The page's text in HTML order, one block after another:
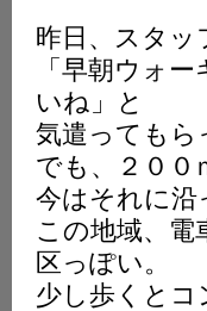
昨日、スタッ
「早朝ウォ
いね」と
気遣ってもら
でも、２００
今はそれに沿
この地域、
区っぽい。
少し歩くと